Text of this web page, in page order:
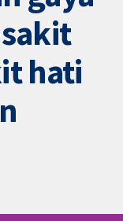
hati